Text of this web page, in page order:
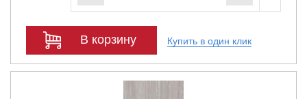
В корзину Купить в один клик